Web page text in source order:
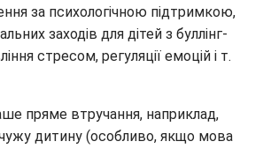
за психологічною підтримкою,
заходів для дітей з буллінг-
стресом, регуляції емоцій і т.
пряме втручання, наприклад,
дитину (особливо, якщо мова